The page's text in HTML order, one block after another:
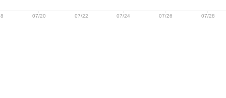
07/20 07/22 07/24 07/26 07/28